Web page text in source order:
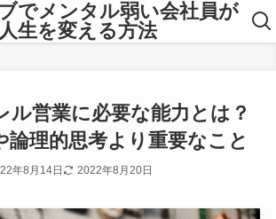
でメンタル弱い会社員が
人生を変える方法
ル営業に必要な能力とは？
論理的思考より重要なこと
年8月14日 2022年8月20日